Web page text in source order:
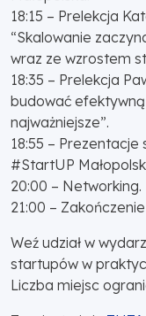
18:15 – Prelekcja
“Skalowanie
wraz ze wzrostem
18:35 – Prelekcja
budować
najważniejsze”.
18:55 –
#StartUP
20:00 – Networking.
21:00 –
Weź udział w
startupów w
Liczba miejsc